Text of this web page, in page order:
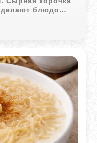
делают блюдо
обеда.